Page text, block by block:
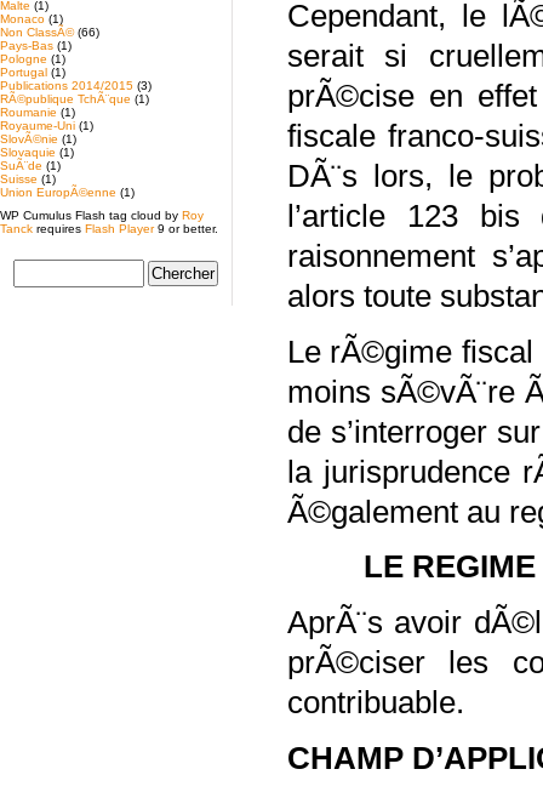
Malte (1)
Monaco (1)
Non ClassÃ©(66)
Pays-Bas (1)
Pologne (1)
Portugal (1)
Publications 2014/2015 (3)
RÃ©publique TchÃ¨que (1)
Roumanie (1)
Royaume-Uni (1)
SlovÃ©nie (1)
Slovaquie (1)
SuÃ¨de (1)
Suisse (1)
Union EuropÃ©enne (1)
WP Cumulus Flash tag cloud by Roy
Tanck requires Flash Player9 or better.
Cependant, le
serait si
prÃ©cise en
fiscale franco-
DÃ¨s lors, le
l’article 123
raisonnement
alors toute
Le rÃ©gime fiscal
moins sÃ©vÃ¨re
de s’interroger
la jurisprudence
Ã©galement au
LE
AprÃ¨s avoir
prÃ©ciser les
contribuable.
CHAMP